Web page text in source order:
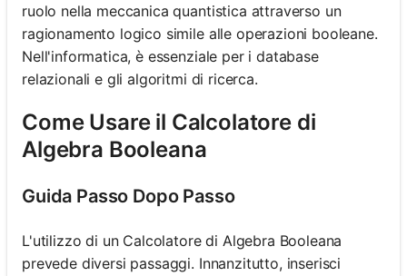
ruolo nella meccanica quantistica attraverso un
ragionamento logico simile alle operazioni booleane.
Nell'informatica, è essenziale per i database
relazionali e gli algoritmi di ricerca.
Come Usare il Calcolatore di
Algebra Booleana
Guida Passo Dopo Passo
L'utilizzo di un Calcolatore di Algebra Booleana
prevede diversi passaggi. Innanzitutto, inserisci